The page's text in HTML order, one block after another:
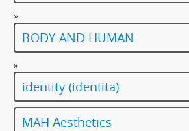
»
BODY AND HUMAN
»
identity (identita)
MAH Aesthetics